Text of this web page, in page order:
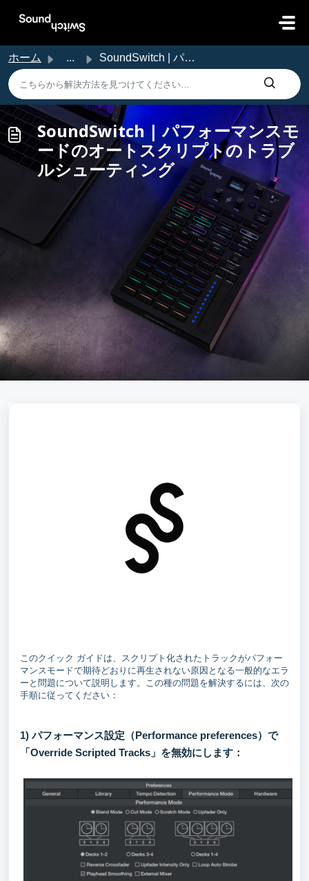
ホーム ... SoundSwitch | パフォーマンスモードのオートスクリプトのトラブルシューティング
SoundSwitch | パフォーマンスモ
ードのオートスクリプトのトラブ
ルシューティング
このクイック ガイドは、スクリプト化されたトラックがパフォー
マンスモードで期待どおりに再生されない原因となる一般的なエラ
ーと問題について説明します。この種の問題を解決するには、次の
手順に従ってください：
1) パフォーマンス設定（Performance preferences）で
「Override Scripted Tracks」を無効にします：